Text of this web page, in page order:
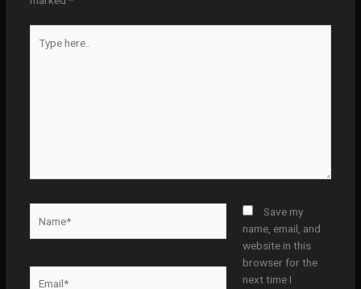
here..
Save my
name, email, and
website in this
browser for the
next time I